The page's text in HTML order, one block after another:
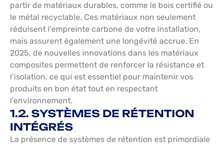
partir de matériaux durables, comme le bois certifié ou
le métal recyclable. Ces matériaux non seulement
réduisent l’empreinte carbone de votre installation,
mais assurent également une longévité accrue. En
2025, de nouvelles innovations dans les matériaux
composites permettent de renforcer la résistance et
l’isolation, ce qui est essentiel pour maintenir vos
produits en bon état tout en respectant
l’environnement.
1.2. SYSTÈMES DE RÉTENTION
INTÉGRÉS
La présence de systèmes de rétention est primordiale